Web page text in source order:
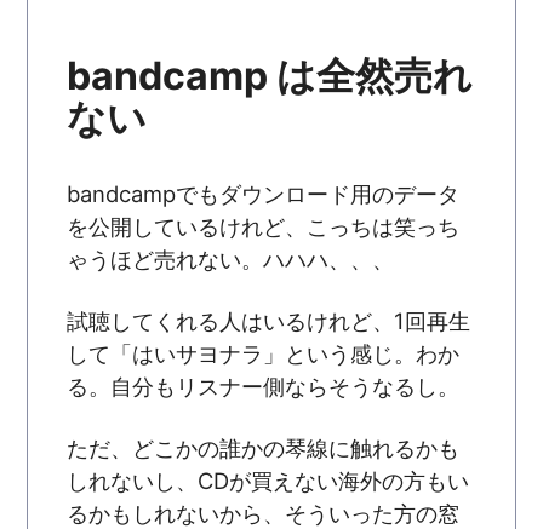
bandcamp は全然売れ
ない
bandcampでもダウンロード用のデータ
を公開しているけれど、こっちは笑っち
ゃうほど売れない。ハハハ、、、
試聴してくれる人はいるけれど、1回再生
して「はいサヨナラ」という感じ。わか
る。自分もリスナー側ならそうなるし。
ただ、どこかの誰かの琴線に触れるかも
しれないし、CDが買えない海外の方もい
るかもしれないから、そういった方の窓